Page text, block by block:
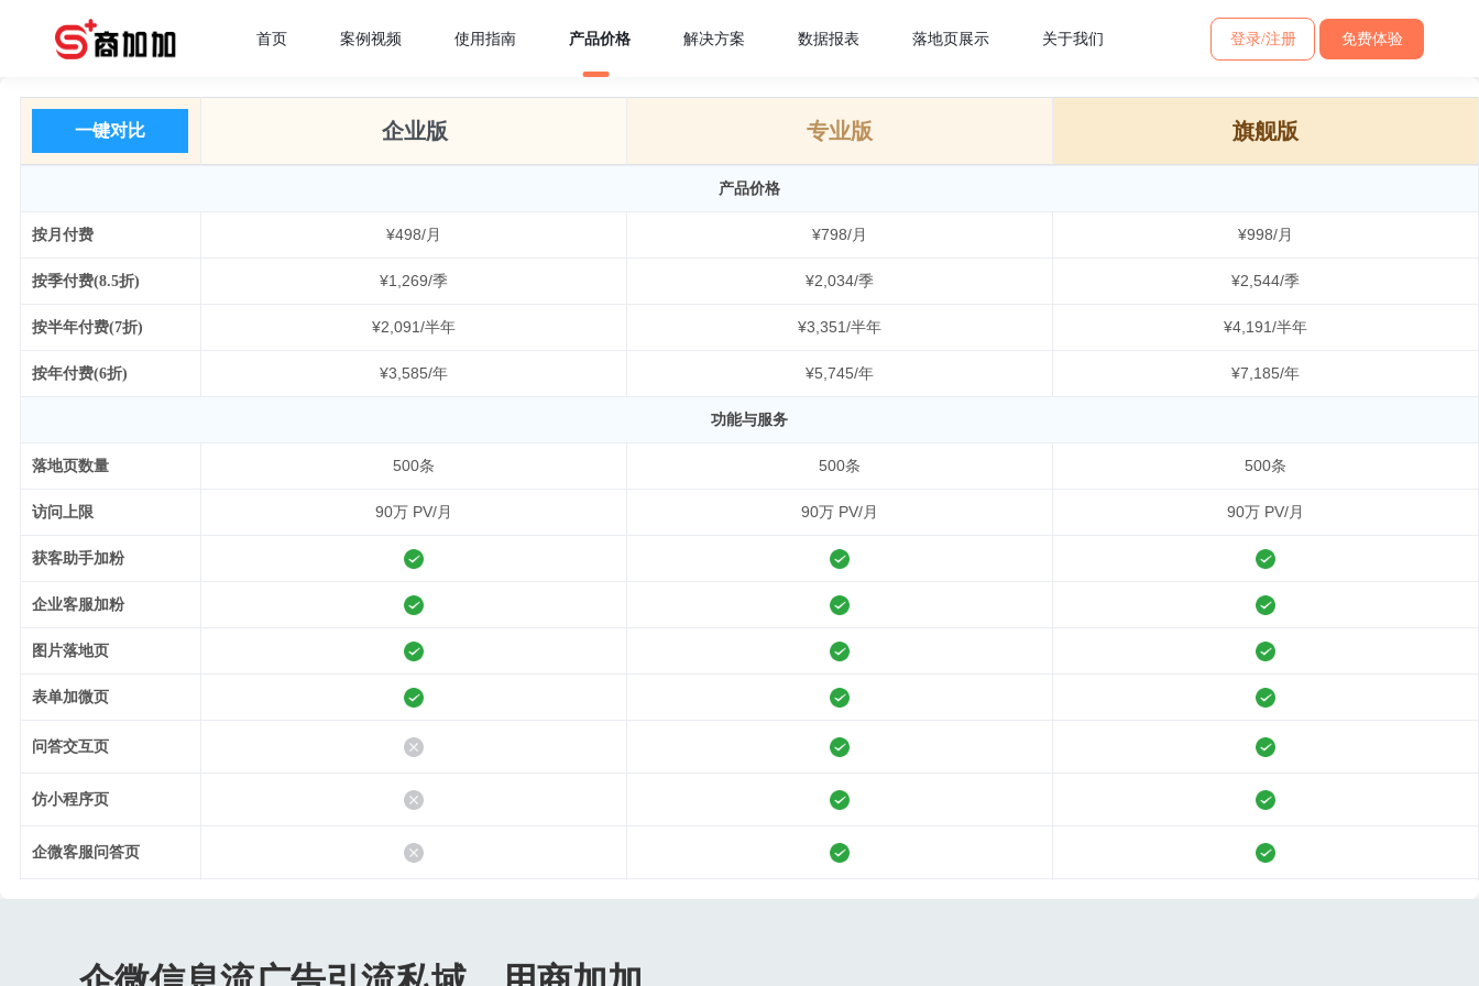
首页 案例视频 使用指南 产品价格 解决方案 数据报表 落地页展示 关于我们 登录/注册 免费体验
一键对比 企业版 专业版 旗舰版
产品价格
按月付费 ¥498/月 ¥798/月 ¥998/月
按季付费(8.5折) ¥1,269/季 ¥2,034/季 ¥2,544/季
按半年付费(7折) ¥2,091/半年 ¥3,351/半年 ¥4,191/半年
按年付费(6折) ¥3,585/年 ¥5,745/年 ¥7,185/年
功能与服务
落地页数量 500条 500条 500条
访问上限 90万 PV/月 90万 PV/月 90万 PV/月
获客助手加粉
企业客服加粉
图片落地页
表单加微页
问答交互页
仿小程序页
企微客服问答页
支付落地页